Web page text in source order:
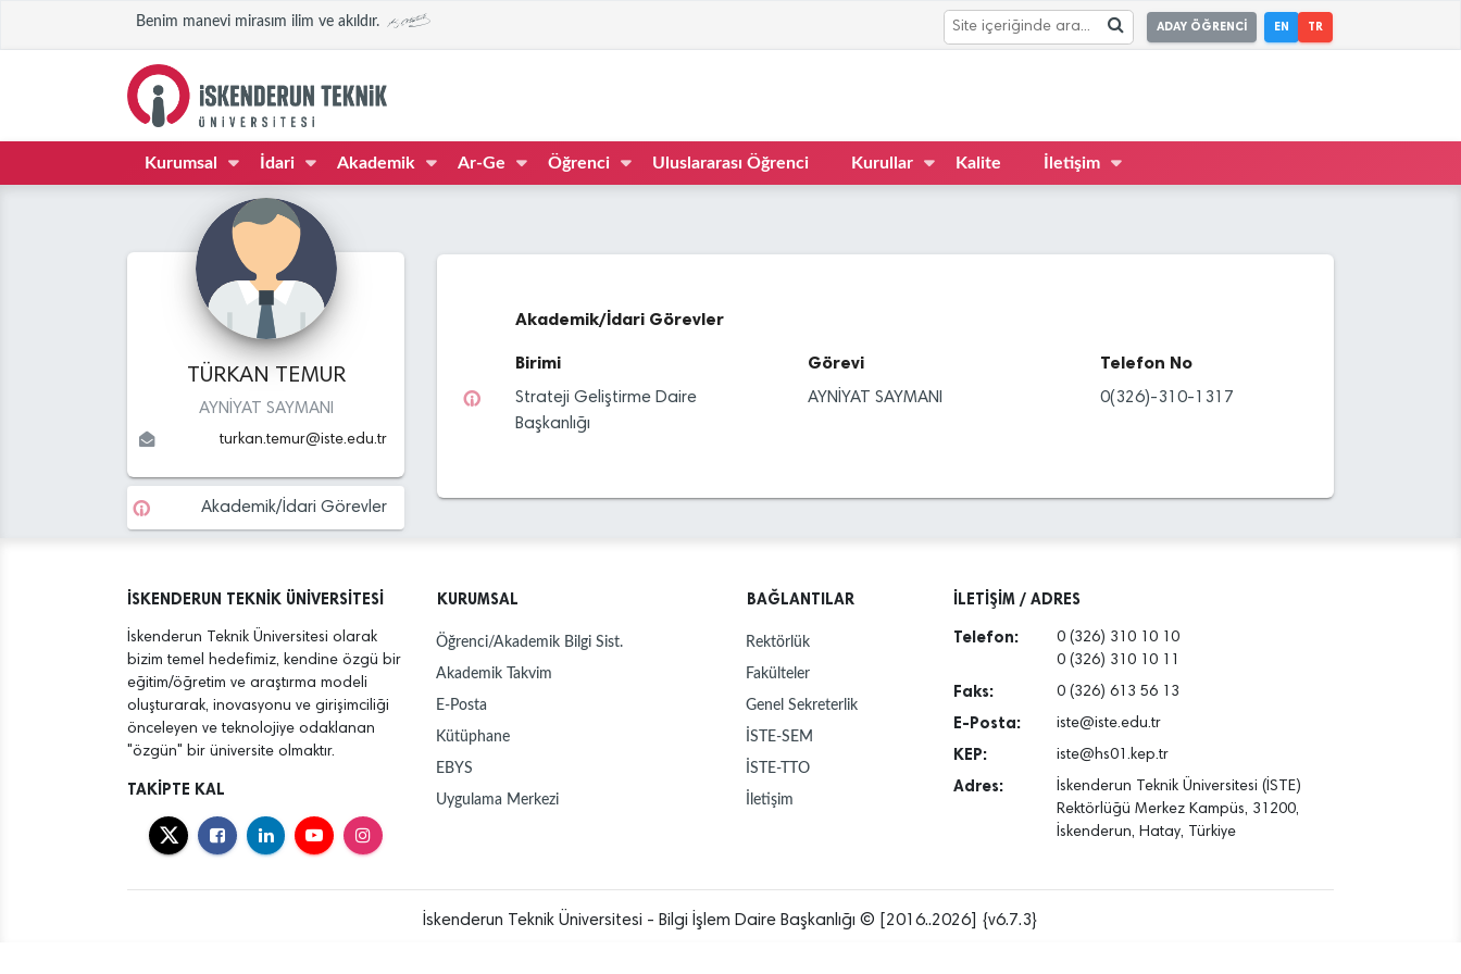
Benim manevi mirasım ilim ve akıldır. ADAY ÖĞRENCİ EN TR
Kurumsal İdari Akademik Ar-Ge Öğrenci Uluslararası Öğrenci Kurullar Kalite İletişim
TÜRKAN TEMUR
AYNİYAT SAYMANI
turkan.temur@iste.edu.tr
Akademik/İdari Görevler
Akademik/İdari Görevler
Birimi Görevi Telefon No
Strateji Geliştirme Daire
Başkanlığı
AYNİYAT SAYMANI 0(326)-310-1317
İSKENDERUN TEKNİK ÜNİVERSİTESİ
İskenderun Teknik Üniversitesi olarak
bizim temel hedefimiz, kendine özgü bir
eğitim/öğretim ve araştırma modeli
oluşturarak, inovasyonu ve girişimciliği
önceleyen ve teknolojiye odaklanan
"özgün" bir üniversite olmaktır.
TAKİPTE KAL
KURUMSAL
Öğrenci/Akademik Bilgi Sist.
Akademik Takvim
E-Posta
Kütüphane
EBYS
Uygulama Merkezi
BAĞLANTILAR
Rektörlük
Fakülteler
Genel Sekreterlik
İSTE-SEM
İSTE-TTO
İletişim
İLETİŞİM / ADRES
Telefon:
0 (326) 310 10 10
0 (326) 310 10 11
Faks: 0 (326) 613 56 13
E-Posta: iste@iste.edu.tr
KEP: iste@hs01.kep.tr
Adres:
İskenderun Teknik Üniversitesi (İSTE)
Rektörlüğü Merkez Kampüs, 31200,
İskenderun, Hatay, Türkiye
İskenderun Teknik Üniversitesi - Bilgi İşlem Daire Başkanlığı © [2016..2026] {v6.7.3}